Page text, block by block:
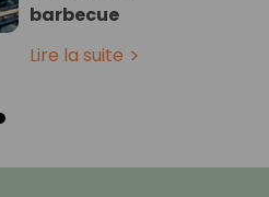
barbecue
Lire la suite